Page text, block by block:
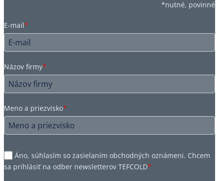
*nutné, povinné
E-mail*
Názov firmy*
Meno a priezvisko*
Áno, súhlasím so zasielaním obchodných oznámeni. Chcem
sa prihlásiť na odber newsletterov TEFCOLD*